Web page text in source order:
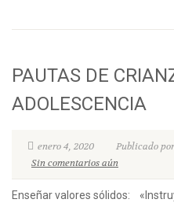
PAUTAS DE
ADOLESCENCIA
enero 4, 2020 Publicado
Sin comentarios aún
Enseñar valores sólidos: